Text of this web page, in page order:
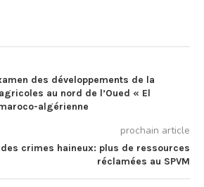
des développements de la
au nord de l’Oued « El
algérienne
prochain article
des crimes haineux: plus de ressources
réclamées au SPVM